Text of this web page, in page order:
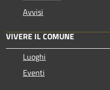
Avvisi
VIVERE IL COMUNE
Luoghi
Eventi